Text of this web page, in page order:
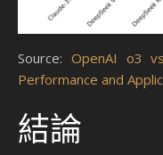
Source: OpenAI o3
Performance and
結論